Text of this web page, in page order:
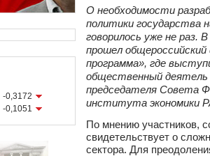
-0,3172
-0,1051
О необходимости
политики государства
говорилось уже не раз.
прошел
программа», где
общественный
председателя Совета
института экономики
По мнению участников,
свидетельствует о
сектора. Для